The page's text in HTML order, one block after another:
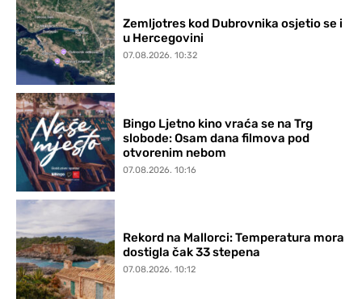
Zemljotres kod Dubrovnika osjetio se i
u Hercegovini
07.08.2026. 10:32
Bingo Ljetno kino vraća se na Trg
slobode: Osam dana filmova pod
otvorenim nebom
07.08.2026. 10:16
Rekord na Mallorci: Temperatura mora
dostigla čak 33 stepena
07.08.2026. 10:12